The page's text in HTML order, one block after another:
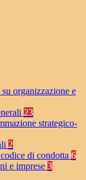
organizzazione e
23
strategico-
2
di condotta 6
e imprese 3